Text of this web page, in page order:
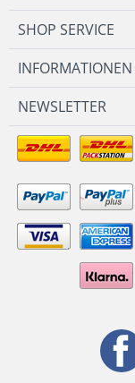
SHOP SERVICE
INFORMATIONEN
NEWSLETTER